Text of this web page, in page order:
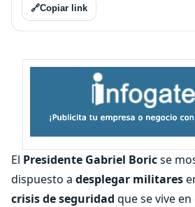
🔗Copiar link
El Presidente Gabriel Boricse
dispuesto a desplegar militares
crisis de seguridad que se vive